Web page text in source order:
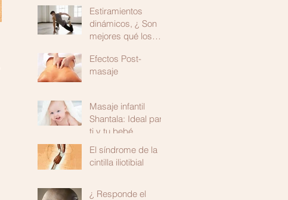
propiocepción
Estiramientos
dinámicos, ¿ Son
mejores qué los
Efectos Post-
masaje
Masaje infantil
Shantala: Ideal para
ti y tu bebé.
El síndrome de la
cintilla iliotibial
¿ Responde el